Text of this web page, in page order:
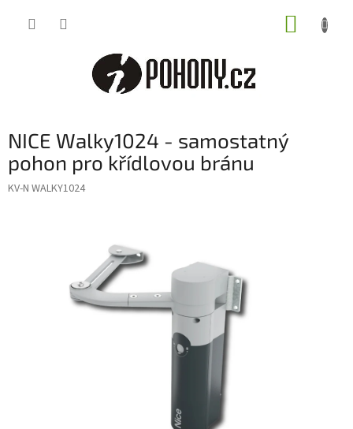
NICE Walky1024 - samostatný
pohon pro křídlovou bránu
KV-N WALKY1024